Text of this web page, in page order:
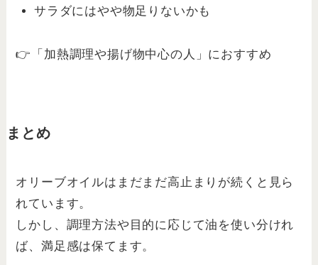
サラダにはやや物足りないかも
👉「加熱調理や揚げ物中心の人」におすすめ
まとめ
オリーブオイルはまだまだ高止まりが続くと見ら
れています。
しかし、調理方法や目的に応じて油を使い分けれ
ば、満足感は保てます。